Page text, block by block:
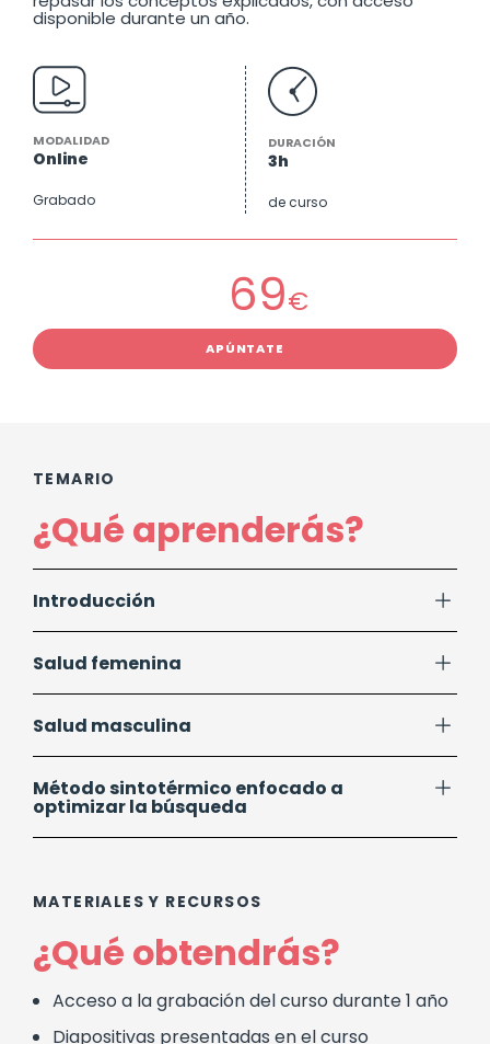
disponible durante un año.
MODALIDAD
Online
Grabado
DURACIÓN
3h
de curso
69€
APÚNTATE
TEMARIO
¿Qué aprenderás?
Introducción
Salud femenina
Salud masculina
Método sintotérmico enfocado a
optimizar la búsqueda
MATERIALES Y RECURSOS
¿Qué obtendrás?
Acceso a la grabación del curso durante 1 año
Diapositivas presentadas en el curso